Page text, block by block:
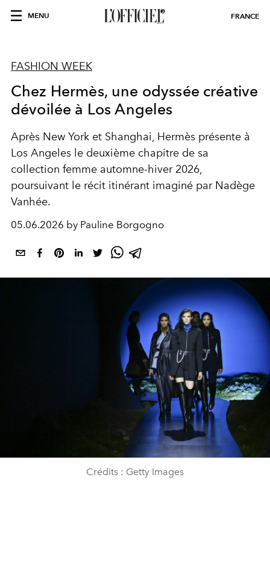
MENU FRANCE
FASHION WEEK
Chez Hermès, une odyssée créative
dévoilée à Los Angeles
Après New York et Shanghai, Hermès présente à
Los Angeles le deuxième chapitre de sa
collection femme automne-hiver 2026,
poursuivant le récit itinérant imaginé par Nadège
Vanhée.
05.06.2026 by Pauline Borgogno
Crédits : Getty Images